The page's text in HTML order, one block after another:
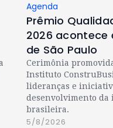
Agenda
Prêmio
2026 acontece
de São Paulo
Cerimônia
Instituto
lideranças e
desenvolvimento da
brasileira.
5/8/2026